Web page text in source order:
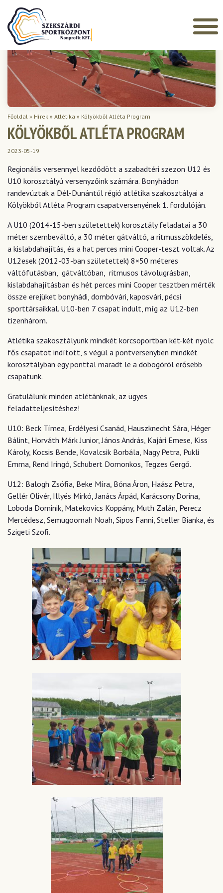
Főoldal » Hírek » Atlétika » Kölyökből Atléta Program
KÖLYÖKBŐL ATLÉTA PROGRAM
2023-05-19
Regionális versennyel kezdődött a szabadtéri szezon U12 és
U10 korosztályú versenyzőink számára. Bonyhádon
randevúztak a Dél-Dunántúl régió atlétika szakosztályai a
Kölyökből Atléta Program csapatversenyének 1. fordulóján.
A U10 (2014-15-ben születettek) korosztály feladatai a 30
méter szembeváltó, a 30 méter gátváltó, a ritmusszökdelés,
a kislabdahajítás, és a hat perces mini Cooper-teszt voltak. Az
U12esek (2012-03-ban születettek) 8×50 méteres
váltófutásban, gátváltóban, ritmusos távolugrásban,
kislabdahajításban és hét perces mini Cooper tesztben mérték
össze erejüket bonyhádi, dombóvári, kaposvári, pécsi
sporttársaikkal. U10-ben 7 csapat indult, míg az U12-ben
tizenhárom.
Atlétika szakosztályunk mindkét korcsoportban két-két nyolc
fős csapatot indított, s végül a pontversenyben mindkét
korosztályban egy ponttal maradt le a dobogóról erősebb
csapatunk.
Gratulálunk minden atlétánknak, az ügyes
feladatteljesítéshez!
U10: Beck Tímea, Erdélyesi Csanád, Hauszknecht Sára, Héger
Bálint, Horváth Márk Junior, János András, Kajári Emese, Kiss
Károly, Kocsis Bende, Kovalcsik Borbála, Nagy Petra, Pukli
Emma, Rend Iringó, Schubert Domonkos, Tegzes Gergő.
U12: Balogh Zsófia, Beke Míra, Bóna Áron, Haász Petra,
Gellér Olivér, Illyés Mirkó, Janács Árpád, Karácsony Dorina,
Loboda Dominik, Matekovics Koppány, Muth Zalán, Perecz
Mercédesz, Semugoomah Noah, Sipos Fanni, Steller Bianka, és
Szigeti Szofi.